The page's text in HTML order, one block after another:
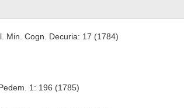
Min. Cogn. Decuria: 17 (1784)
1: 196 (1785)